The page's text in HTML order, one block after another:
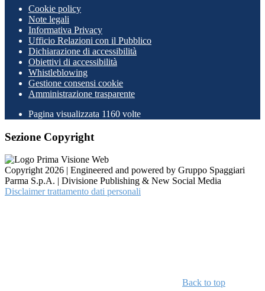
Cookie policy
Note legali
Informativa Privacy
Ufficio Relazioni con il Pubblico
Dichiarazione di accessibilità
Obiettivi di accessibilità
Whistleblowing
Gestione consensi cookie
Amministrazione trasparente
Pagina visualizzata 1160 volte
Sezione Copyright
Copyright 2026 | Engineered and powered by Gruppo Spaggiari
Parma S.p.A. | Divisione Publishing & New Social Media
Disclaimer trattamento dati personali
Back to top